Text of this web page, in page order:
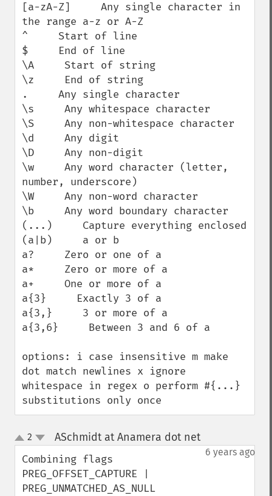
[a-zA-Z]     Any single character in
the range a-z or A-Z
^     Start of line
$     End of line
\A     Start of string
\z     End of string
.     Any single character
\s     Any whitespace character
\S     Any non-whitespace character
\d     Any digit
\D     Any non-digit
\w     Any word character (letter,
number, underscore)
\W     Any non-word character
\b     Any word boundary character
(...)     Capture everything enclosed
(a|b)     a or b
a?     Zero or one of a
a*     Zero or more of a
a+     One or more of a
a{3}     Exactly 3 of a
a{3,}     3 or more of a
a{3,6}     Between 3 and 6 of a
options: i case insensitive m make
dot match newlines x ignore
whitespace in regex o perform #{...}
substitutions only once
up
down
2 ASchmidt at Anamera dot net¶
6 years ago
Combining flags
PREG_OFFSET_CAPTURE |
PREG_UNMATCHED_AS_NULL